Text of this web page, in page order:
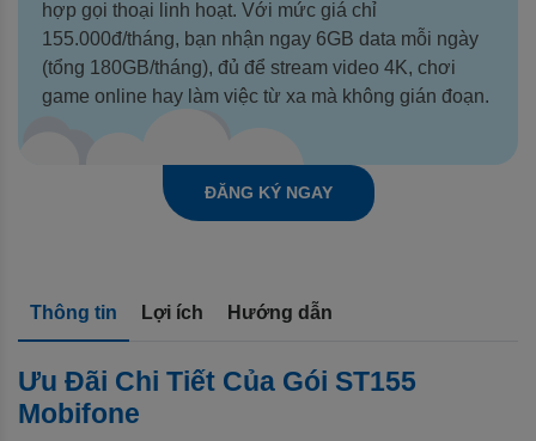
hợp gọi thoại linh hoạt. Với mức giá chỉ
155.000đ/tháng, bạn nhận ngay 6GB data mỗi ngày
(tổng 180GB/tháng), đủ để stream video 4K, chơi
game online hay làm việc từ xa mà không gián đoạn.
ĐĂNG KÝ NGAY
Thông tin Lợi ích Hướng dẫn
Ưu Đãi Chi Tiết Của Gói ST155
Mobifone